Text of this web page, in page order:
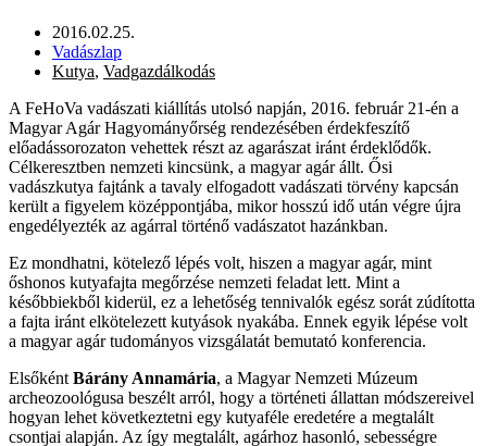
2016.02.25.
Vadászlap
Kutya, Vadgazdálkodás
A FeHoVa vadászati kiállítás utolsó napján, 2016. február 21-én a
Magyar Agár Hagyományőrség rendezésében érdekfeszítő
előadássorozaton vehettek részt az agarászat iránt érdeklődők.
Célkeresztben nemzeti kincsünk, a magyar agár állt. Ősi
vadászkutya fajtánk a tavaly elfogadott vadászati törvény kapcsán
került a figyelem középpontjába, mikor hosszú idő után végre újra
engedélyezték az agárral történő vadászatot hazánkban.
Ez mondhatni, kötelező lépés volt, hiszen a magyar agár, mint
őshonos kutyafajta megőrzése nemzeti feladat lett. Mint a
későbbiekből kiderül, ez a lehetőség tennivalók egész sorát zúdította
a fajta iránt elkötelezett kutyások nyakába. Ennek egyik lépése volt
a magyar agár tudományos vizsgálatát bemutató konferencia.
Elsőként Bárány Annamária, a Magyar Nemzeti Múzeum
archeozoológusa beszélt arról, hogy a történeti állattan módszereivel
hogyan lehet következtetni egy kutyaféle eredetére a megtalált
csontjai alapján. Az így megtalált, agárhoz hasonló, sebességre